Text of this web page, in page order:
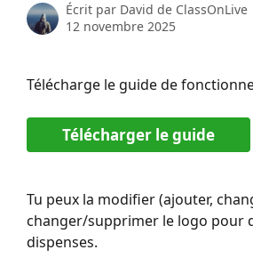
Écrit par David de ClassOnLive
12 novembre 2025
Télécharge le guide de
Télécharger le guide
Tu peux la modifier (ajouter,
changer/supprimer le logo pour
dispenses.